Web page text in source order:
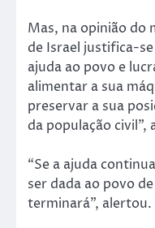
Mas, na opinião do
de Israel justifica-
ajuda ao povo e
alimentar a sua
preservar a sua
da população civil”,
“Se a ajuda
ser dada ao povo
terminará”, alertou.